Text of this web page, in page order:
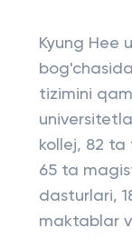
Kyung Hee
tizimini
kollej, 82 ta
65 ta
dasturlari,
maktablar